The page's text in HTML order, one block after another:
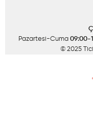
Pazartesi-Cuma 09:00-
© 2025